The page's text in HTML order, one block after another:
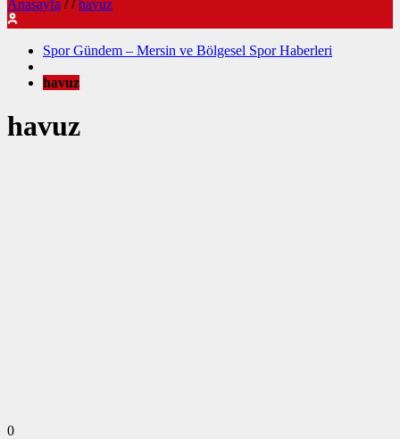
Anasayfa / / havuz
Spor Gündem – Mersin ve Bölgesel Spor Haberleri
havuz
havuz
0